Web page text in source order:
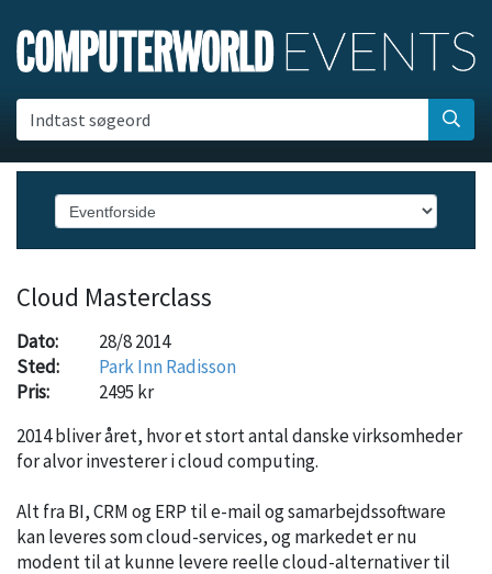
Indtast søgeord
Cloud Masterclass
Dato:
28/8 2014
Sted:
Park Inn Radisson
Pris:
2495 kr
2014 bliver året, hvor et stort antal danske virksomheder
for alvor investerer i cloud computing.
Alt fra BI, CRM og ERP til e-mail og samarbejdssoftware
kan leveres som cloud-services, og markedet er nu
modent til at kunne levere reelle cloud-alternativer til